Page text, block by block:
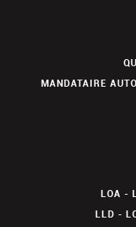
MANDATAIRE
LOA -
LLD -